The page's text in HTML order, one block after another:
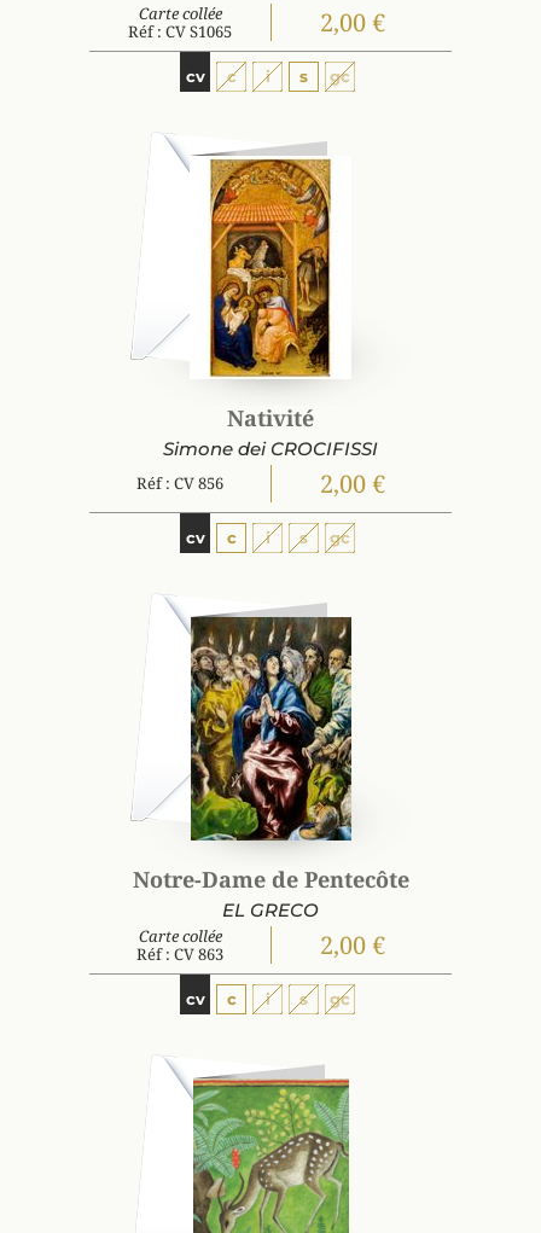
Carte collée
Réf : CV S1065
2,00 €
cv c i s gc
Nativité
Simone dei CROCIFISSI
Réf : CV 856 2,00 €
cv c i s gc
Notre-Dame de Pentecôte
EL GRECO
Carte collée
Réf : CV 863
2,00 €
cv c i s gc